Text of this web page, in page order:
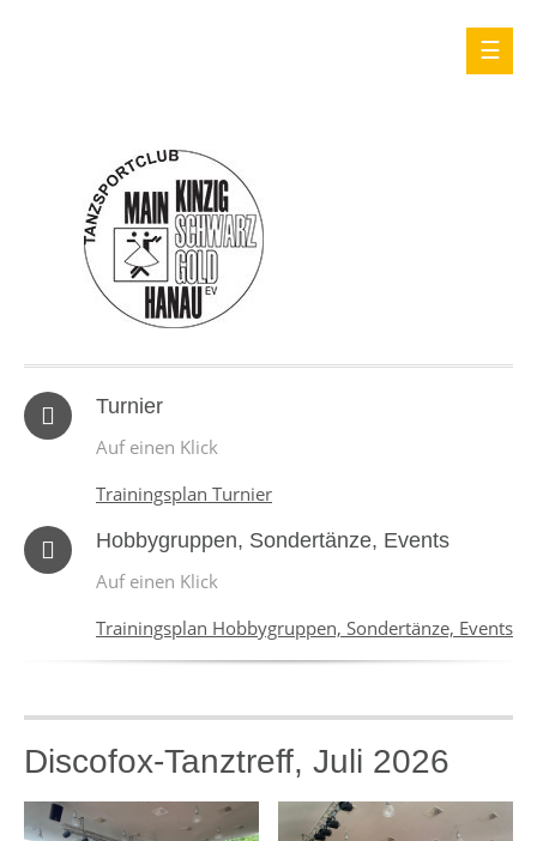
Turnier
Auf einen Klick
Trainingsplan Turnier
Hobbygruppen, Sondertänze, Events
Auf einen Klick
Trainingsplan Hobbygruppen, Sondertänze, Events
Discofox-Tanztreff, Juli 2026